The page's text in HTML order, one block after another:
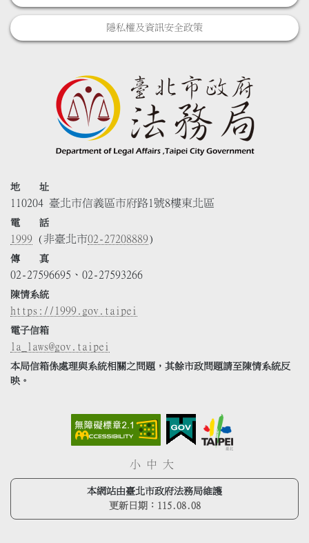
隱私權及資訊安全政策
地 址
110204 臺北市信義區市府路1號8樓東北區
電 話
1999 (非臺北市02-27208889)
傳 真
02-27596695、02-27593266
陳情系統
https://1999.gov.taipei
電子信箱
la_laws@gov.taipei
本局信箱係處理與系統相關之問題，其餘市政問題請至陳情系統反
映。
小 中 大
本網站由臺北市政府法務局維護
更新日期： 115.08.08